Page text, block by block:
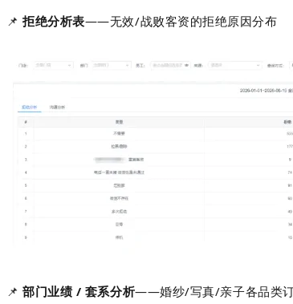
📌拒绝分析表——无效/战败客资的拒绝原因分布
📌部门业绩 / 套系分析——婚纱/写真/亲子各品类订